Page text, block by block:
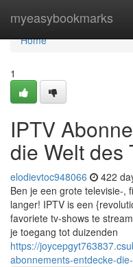
myeasybookmarks
Home
Home
1
IPTV
die Welt des
elodievtoc948066 422
Ben je een grote televisie-,
langer! IPTV is een
favoriete tv-shows te
je toegang tot duizenden
https://
abonnements-entdecke-